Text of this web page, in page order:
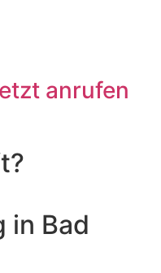
anrufen
in Bad